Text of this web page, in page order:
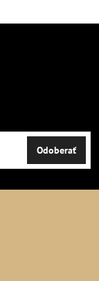
Odoberať